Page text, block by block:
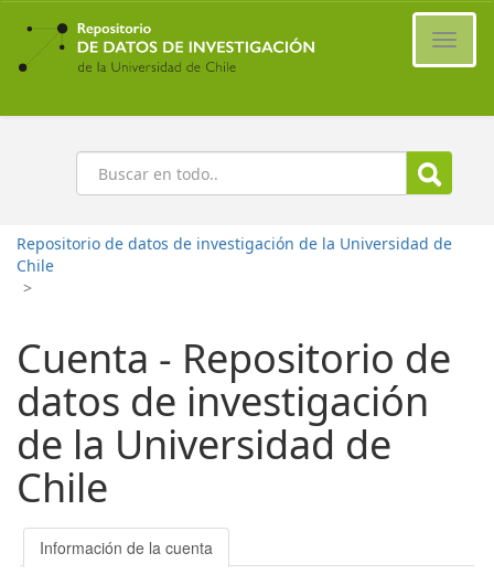
Ir
contenido
principal
Buscar
Repositorio de datos de investigación de la Universidad de
Chile
>
Cuenta - Repositorio de
datos de investigación
de la Universidad de
Chile
Información de la cuenta